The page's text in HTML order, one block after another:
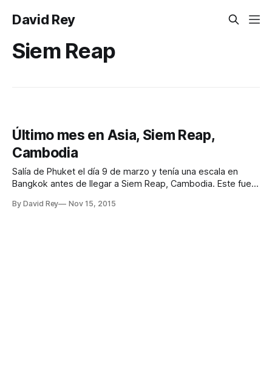
David Rey
Siem Reap
Último mes en Asia, Siem Reap,
Cambodia
Salía de Phuket el día 9 de marzo y tenía una escala en
Bangkok antes de llegar a Siem Reap, Cambodia. Este fue
am * Bangkok (DMK) 2:50 pm ✈ Siem Reap (REP) 3:45 pm
By David Rey Nov 15, 2015